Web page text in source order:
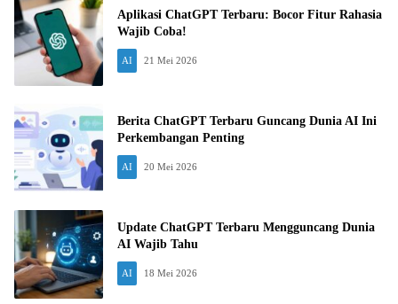
Aplikasi ChatGPT Terbaru: Bocor Fitur Rahasia
Wajib Coba!
AI 21 Mei 2026
Berita ChatGPT Terbaru Guncang Dunia AI Ini
Perkembangan Penting
AI 20 Mei 2026
Update ChatGPT Terbaru Mengguncang Dunia
AI Wajib Tahu
AI 18 Mei 2026